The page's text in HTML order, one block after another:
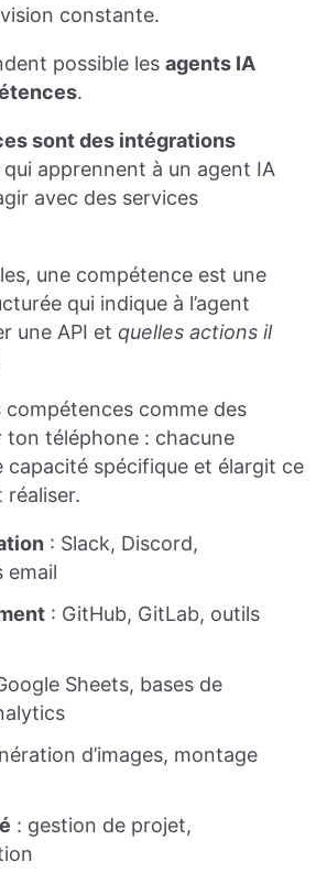
constante.
possible les agents IA
.
sont des intégrations
qui apprennent à un agent IA
avec des services
une compétence est une
qui indique à l’agent
une API et quelles actions il
compétences comme des
ton téléphone : chacune
capacité spécifique et élargit ce
réaliser.
: Slack, Discord,
email
: GitHub, GitLab, outils
Sheets, bases de
d’images, montage
: gestion de projet,